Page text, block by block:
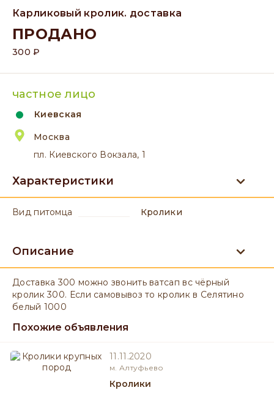
Карликовый кролик. доставка
ПРОДАНО
300 ₽
частное лицо
Киевская
Москва
пл. Киевского Вокзала, 1
Характеристики
вид питомца Кролики
Описание
Доставка 300 можно звонить ватсап вс чёрный
кролик 300. Если самовывоз то кролик в Селятино
белый 1000
Похожие объявления
11.11.2020
м. Алтуфьево
Кролики